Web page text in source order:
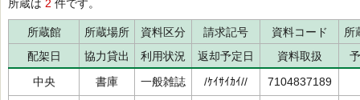
所蔵は 2 件です。
所蔵館 所蔵場所 資料区分 請求記号 資料コード
所
配架日
協力貸出 利用状況 返却予定日 資料取扱
中央
書庫 一般雑誌 /ｹｲｻｲｶｲ//
7104837189